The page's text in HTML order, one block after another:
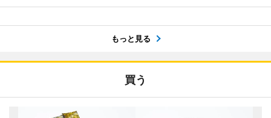
もっと見る
買う